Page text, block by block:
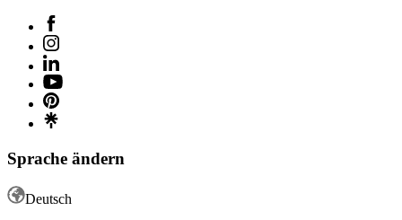
Sprache ändern
Deutsch